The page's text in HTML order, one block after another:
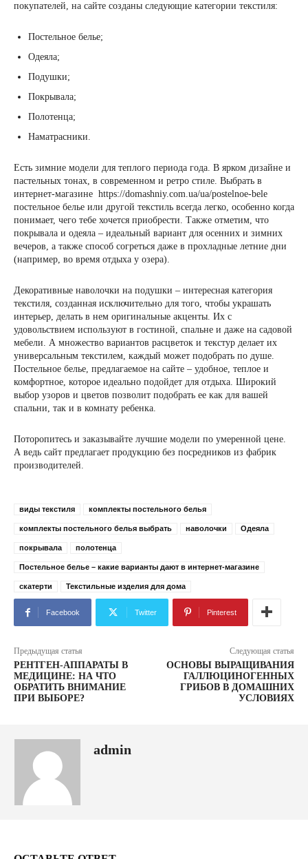
покупателей, на сайте созданы следующие категории текстиля:
Постельное белье;
Одеяла;
Подушки;
Покрывала;
Полотенца;
Наматрасники.
Есть зимние модели для теплого периода года. В ярком дизайне и
пастельных тонах, в современном и ретро стиле. Выбрать в
интернет-магазине https://domashniy.com.ua/ua/postelnoe-bele
постельное белье или другой текстиль всегда легко, особенно когда
понимает, чего тебе хочется приобрести. Также отметим, что
покрывала и одеяла – идеальный вариант для осенних и зимних
вечеров, а также способ согреться даже в прохладные летние дни
(например, во время отдыха у озера).
Декоративные наволочки на подушки – интересная категория
текстиля, созданная исключительно для того, чтобы украшать
интерьер, делать в нем оригинальные акценты. Их с
удовольствием используют в гостиной, спальне и даже на садовой
мебели. А множество вариантов расцветок и текстур делает их
универсальным текстилем, каждый может подобрать по душе.
Постельное белье, предлагаемое на сайте – удобное, теплое и
комфортное, которое идеально подойдет для отдыха. Широкий
выбор узоров и цветов позволит подобрать ее как для вашей
спальни, так и в комнату ребенка.
Поторопитесь и заказывайте лучшие модели по умеренной цене.
А ведь сайт предлагает продукцию без посредников из фабрик
производителей.
виды текстиля комплекты постельного белья
комплекты постельного белья выбрать наволочки Одеяла
покрывала полотенца
Постельное белье – какие варианты дают в интернет-магазине
скатерти Текстильные изделия для дома
Facebook Twitter Pinterest
Предыдущая статья
РЕНТГЕН-АППАРАТЫ В
МЕДИЦИНЕ: НА ЧТО
ОБРАТИТЬ ВНИМАНИЕ
ПРИ ВЫБОРЕ?
Следующая статья
ОСНОВЫ ВЫРАЩИВАНИЯ
ГАЛЛЮЦИНОГЕННЫХ
ГРИБОВ В ДОМАШНИХ
УСЛОВИЯХ
admin